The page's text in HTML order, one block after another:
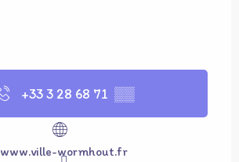
+33 3 28 68 71 ▒▒
www.ville-wormhout.fr